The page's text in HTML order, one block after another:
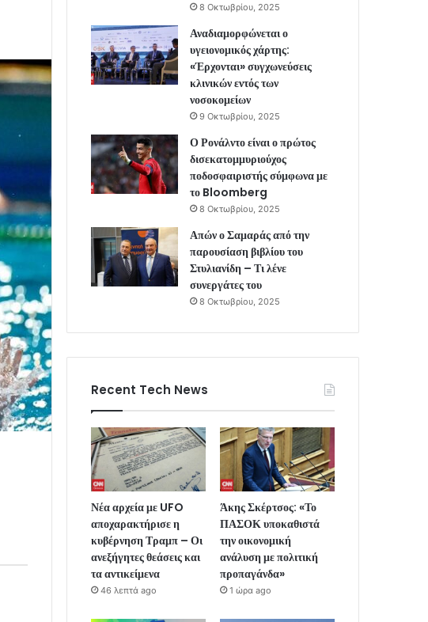
8 Οκτωβρίου, 2025
Αναδιαμορφώνεται ο
υγειονομικός χάρτης:
«Έρχονται» συγχωνεύσεις
κλινικών εντός των
νοσοκομείων
9 Οκτωβρίου, 2025
Ο Ρονάλντο είναι ο πρώτος
δισεκατομμυριούχος
ποδοσφαιριστής σύμφωνα με
το Bloomberg
8 Οκτωβρίου, 2025
Απών ο Σαμαράς από την
παρουσίαση βιβλίου του
Στυλιανίδη – Τι λένε
συνεργάτες του
8 Οκτωβρίου, 2025
Recent Tech News
Νέα αρχεία με UFO
αποχαρακτήρισε η
κυβέρνηση Τραμπ – Οι
ανεξήγητες θεάσεις και
τα αντικείμενα
46 λεπτά ago
Άκης Σκέρτσος: «Το
ΠΑΣΟΚ υποκαθιστά
την οικονομική
ανάλυση με πολιτική
προπαγάνδα»
1 ώρα ago